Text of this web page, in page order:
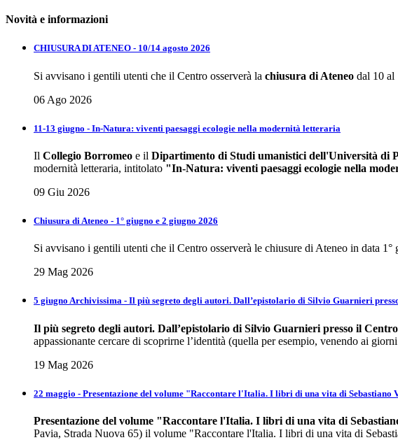
Novità e informazioni
CHIUSURA DI ATENEO - 10/14 agosto 2026
Si avvisano i gentili utenti che il Centro osserverà la chiusura di Ateneo dal 10 al
06 Ago 2026
11-13 giugno - In-Natura: viventi paesaggi ecologie nella modernità letteraria
Il Collegio Borromeo e il Dipartimento di Studi umanistici dell'Università di
modernità letteraria, intitolato "In-Natura: viventi paesaggi ecologie nella
09 Giu 2026
Chiusura di Ateneo - 1° giugno e 2 giugno 2026
Si avvisano i gentili utenti che il Centro osserverà le chiusure di Ateneo in data
29 Mag 2026
5 giugno Archivissima - Il più segreto degli autori. Dall’epistolario di Silvio Guarnieri
Il più segreto degli autori. Dall’epistolario di Silvio Guarnieri presso il Centro
appassionante cercare di scoprirne l’identità (quella per esempio, venendo ai
19 Mag 2026
22 maggio - Presentazione del volume "Raccontare l'Italia. I libri di una vita di Sebastiano
Presentazione del volume "Raccontare l'Italia. I libri di una vita di
Pavia, Strada Nuova 65) il volume "Raccontare l'Italia. I libri di una vita di